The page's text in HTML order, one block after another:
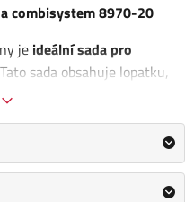
combisystem 8970-20
je ideální sada pro
Tato sada obsahuje lopatku,
ruční smetáček. Všechny
který je možné
praktickým skladovacím
a terasové zahrady.